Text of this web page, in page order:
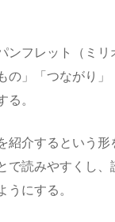
ンフレット（ミ
の」「つながり
。
紹介するという
で読みやすくし
にする。